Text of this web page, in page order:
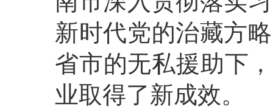
新时代党的治藏方
省市的无私援助下
业取得了新成效。